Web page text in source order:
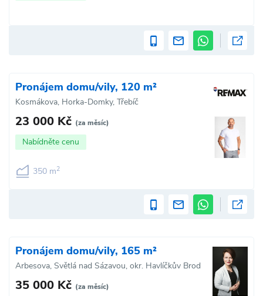
Pronájem domu/vily, 120 m²
Kosmákova, Horka-Domky, Třebíč
23 000 Kč (za měsíc)
Nabídněte cenu
350 m2
Pronájem domu/vily, 165 m²
Arbesova, Světlá nad Sázavou, okr. Havlíčkův Brod
35 000 Kč (za měsíc)